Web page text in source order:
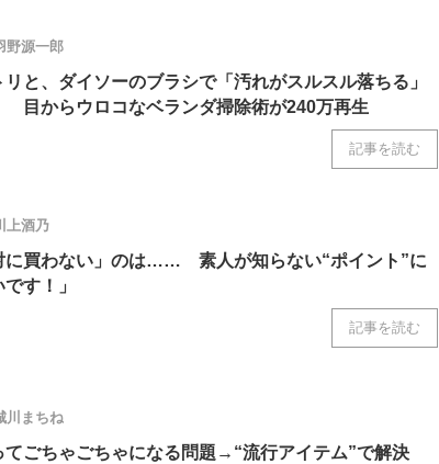
野源一郎
と、ダイソーのブラシで「汚れがスルスル落ちる」
目からウロコなベランダ掃除術が240万再生
記事を読む
上酒乃
に買わない」のは…… 素人が知らない“ポイント”に
す！」
記事を読む
川まちね
てごちゃごちゃになる問題→“流行アイテム”で解決